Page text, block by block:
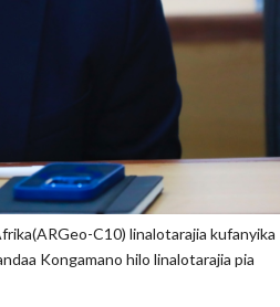
C10) linalotarajia kufanyika
Kongamano hilo linalotarajia pia